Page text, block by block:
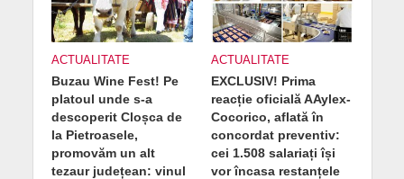
ACTUALITATE
Buzau Wine Fest! Pe
platoul unde s-a
descoperit Cloșca de
la Pietroasele,
promovăm un alt
tezaur județean: vinul
ACTUALITATE
EXCLUSIV! Prima
reacție oficială AAylex-
Cocorico, aflată în
concordat preventiv:
cei 1.508 salariați își
vor încasa restanțele